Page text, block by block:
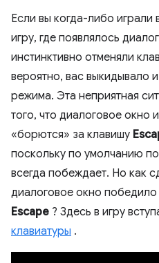
Если вы когда-либо
игру, где появлялось
инстинктивно отменяли
вероятно, вас выкидывало
режима. Эта неприятная
того, что диалоговое окно
«борются» за клавишу
поскольку по умолчанию
всегда побеждает. Но как
диалоговое окно
Escape ? Здесь в игру
клавиатуры .